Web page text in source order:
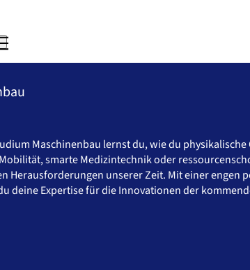
Hauptnavigation
Maschinenbau lernst du, wie du
smarte Medizintechnik oder
Herausforderungen unserer Zeit. Mit einer engen
deine Expertise für die Innovationen der